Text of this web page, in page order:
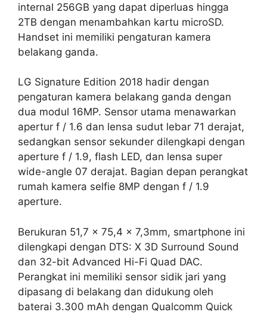
internal 256GB yang dapat diperluas hingga
2TB dengan menambahkan kartu microSD.
Handset ini memiliki pengaturan kamera
belakang ganda.
LG Signature Edition 2018 hadir dengan
pengaturan kamera belakang ganda dengan
dua modul 16MP. Sensor utama menawarkan
apertur f / 1.6 dan lensa sudut lebar 71 derajat,
sedangkan sensor sekunder dilengkapi dengan
aperture f / 1.9, flash LED, dan lensa super
wide-angle 07 derajat. Bagian depan perangkat
rumah kamera selfie 8MP dengan f / 1.9
aperture.
Berukuran 51,7 x 75,4 x 7,3mm, smartphone ini
dilengkapi dengan DTS: X 3D Surround Sound
dan 32-bit Advanced Hi-Fi Quad DAC.
Perangkat ini memiliki sensor sidik jari yang
dipasang di belakang dan didukung oleh
baterai 3.300 mAh dengan Qualcomm Quick